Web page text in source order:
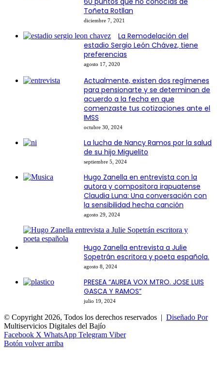
Toñeta Rotllan
diciembre 7, 2021
La Remodelación del
estadio Sergio León Chávez, tiene
preferencias
agosto 17, 2020
Actualmente, existen dos regímenes
para pensionarte y se determinan de
acuerdo a la fecha en que
comenzaste tus cotizaciones ante el
IMSS
octubre 30, 2024
La lucha de Nancy Ramos por la salud
de su hijo Miguelito
septiembre 5, 2024
Hugo Zanella en entrevista con la
autora y compositora irapuatense
Claudia Luna: Una conversación con
la sensibilidad hecha canción
agosto 29, 2024
Hugo Zanella entrevista a Julie
Sopetrán escritora y poeta española.
agosto 8, 2024
PRESEA “AUREA VOX MTRO. JOSE LUIS
GASCA Y RAMOS”
julio 19, 2024
© Copyright 2026, Todos los derechos reservados | Diseñado Por
Multiservicios Digitales del Bajío
Facebook X WhatsApp Telegram Viber
Botón volver arriba